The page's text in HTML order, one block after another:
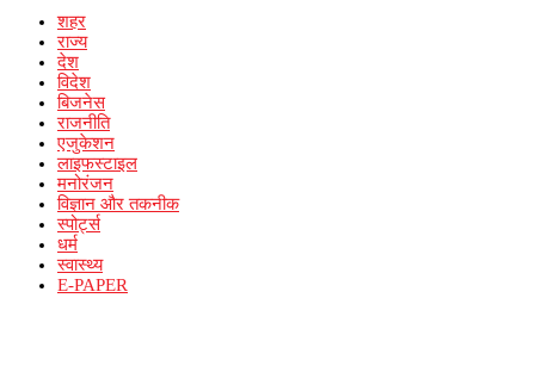
शहर
राज्य
देश
विदेश
बिजनेस
राजनीति
एजुकेशन
लाइफस्टाइल
मनोरंजन
विज्ञान और तकनीक
स्पोर्ट्स
धर्म
स्वास्थ्य
E-PAPER